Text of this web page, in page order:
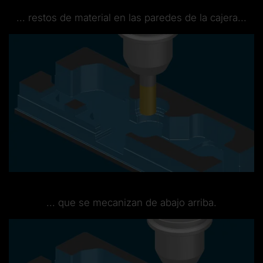
... restos de material en las paredes de la cajera...
... que se mecanizan de abajo arriba.